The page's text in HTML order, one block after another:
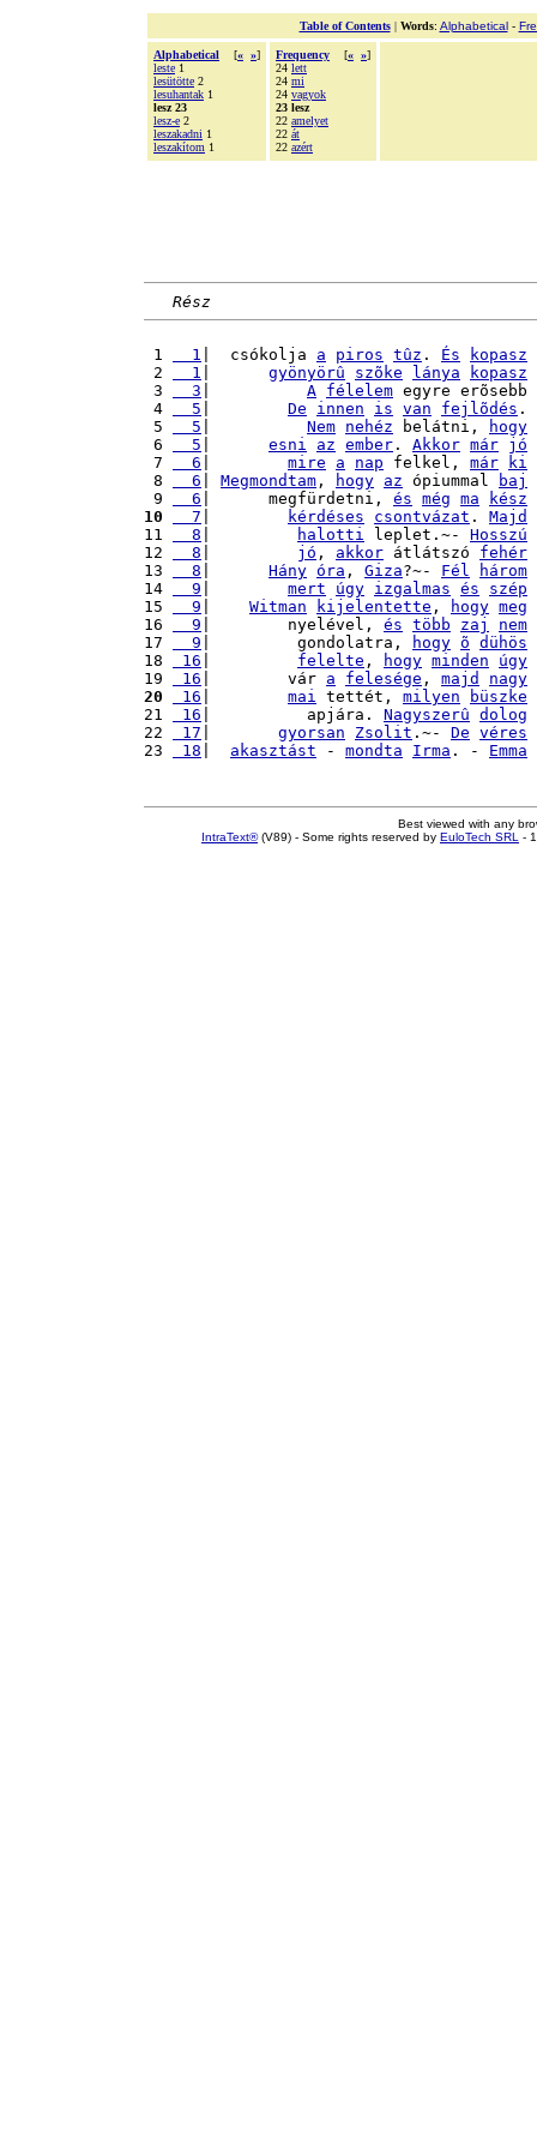
Table of Contents| Words: Alphabetical-
Alphabetical [« »]
leste 1
lesütötte 2
lesuhantak 1
lesz 23
lesz-e 2
leszakadni 1
leszakítom 1
Frequency [« »]
24 lett
24 mi
24 vagyok
23 lesz
22 amelyet
22 át
22 azért
Rész
1
  1
|  csókolja a piros tûz . És
kopasz
2
  1
gyönyörû szõke lánya
kopasz
3
  3
A félelem egyre erõsebb
4
  5
De innen is van fejlõdés .
5
  5
Nem nehéz belátni,
hogy
6
  5
esni az ember . Akkor már jó
7
  6
mire a nap felkel, már
ki
8
  6
Megmondtam , hogy az ópiummal
baj
9
  6
|      megfürdetni, és még ma
kész
10
  7
kérdéses csontvázat . Majd
11
  8
halotti leplet.~- Hosszú
12
  8
jó , akkor átlátszó fehér
13
  8
Hány óra , Giza?~- Fél
három
14
  9
mert úgy izgalmas és
szép
15
  9
Witman kijelentette , hogy meg
16
  9
|        nyelével, és több zaj
nem
17
  9
|         gondolatra, hogy õ dühös
18
16 felelte , hogy minden
úgy
19
16 |        vár a felesége , majd
nagy
20
16 mai tettét, milyen
büszke
21
16 |          apjára. Nagyszerû dolog
22
17 gyorsan Zsolit .~- De véres
23
18 akasztást - mondta Irma . - Emma
Best viewed with any
IntraText®(V89) - Some rights reserved by EuloTech SRL -